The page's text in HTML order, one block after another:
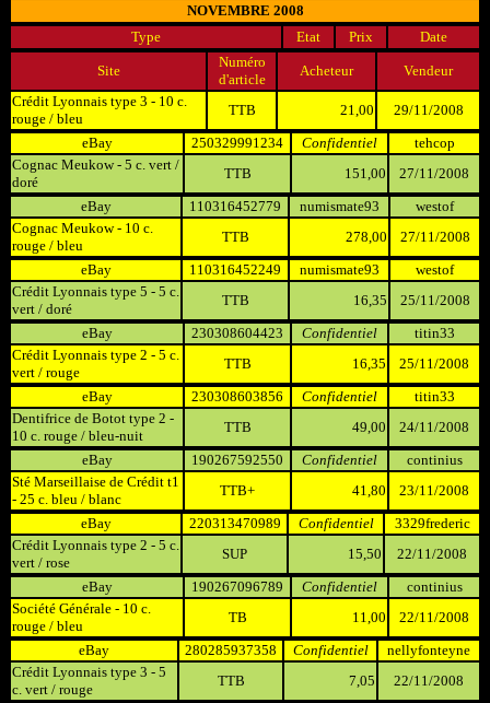
NOVEMBRE 2008
Type
Etat Prix Date
Site
Numéro
d'article
Acheteur
Vendeur
Crédit Lyonnais type 3 - 10 c.
rouge / bleu
TTB 21,00
29/11/2008
eBay
250329991234 Confidentiel
tehcop
Cognac Meukow - 5 c. vert /
doré
TTB 151,00
27/11/2008
eBay
110316452779 numismate93
westof
Cognac Meukow - 10 c.
rouge / bleu
TTB 278,00
27/11/2008
eBay
110316452249 numismate93
westof
Crédit Lyonnais type 5 - 5 c.
vert / doré
TTB 16,35
25/11/2008
eBay
230308604423 Confidentiel
titin33
Crédit Lyonnais type 2 - 5 c.
vert / rouge
TTB 16,35
25/11/2008
eBay
230308603856 Confidentiel
titin33
Dentifrice de Botot type 2 -
10 c. rouge / bleu-nuit
TTB 49,00
24/11/2008
eBay
190267592550 Confidentiel
continius
Sté Marseillaise de Crédit t1
- 25 c. bleu / blanc
TTB+ 41,80
23/11/2008
eBay
220313470989 Confidentiel
3329frederic
Crédit Lyonnais type 2 - 5 c.
vert / rose
SUP 15,50
22/11/2008
eBay
190267096789 Confidentiel
continius
Société Générale - 10 c.
rouge / bleu
TB 11,00
22/11/2008
eBay
280285937358 Confidentiel
nellyfonteyne
Crédit Lyonnais type 3 - 5
c. vert / rouge
TTB 7,05
22/11/2008